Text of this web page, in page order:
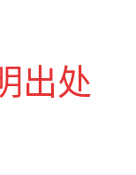
出处